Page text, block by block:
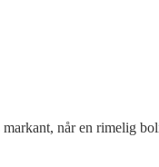
når en rimelig